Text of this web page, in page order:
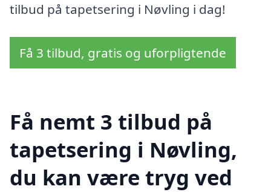
tilbud på tapetsering i Nøvling i dag!
Få 3 tilbud, gratis og uforpligtende
Få nemt 3 tilbud på
tapetsering i Nøvling,
du kan være tryg ved